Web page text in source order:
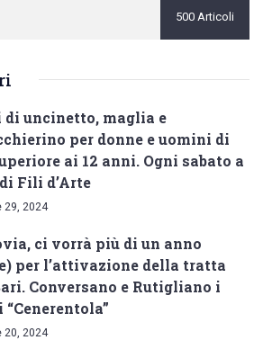
500 Articoli
di uncinetto, maglia e
per donne e uomini di
ai 12 anni. Ogni sabato a
Fili d’Arte
29, 2024
ci vorrà più di un anno
per l’attivazione della tratta
Conversano e Rutigliano i
“Cenerentola”
20, 2024